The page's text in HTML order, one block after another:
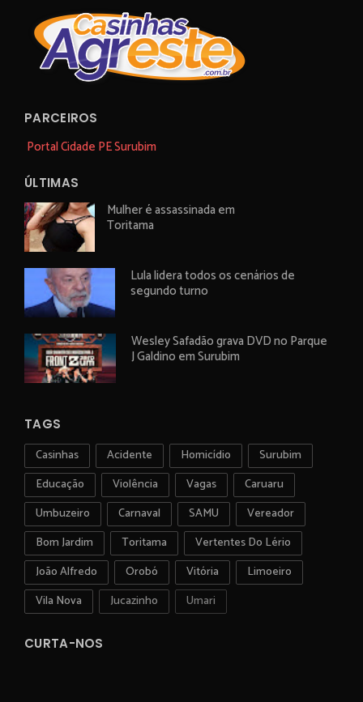
PARCEIROS
Portal Cidade PE Surubim
ÚLTIMAS
Mulher é assassinada em
Toritama
Lula lidera todos os cenários de
segundo turno
Wesley Safadão grava DVD no Parque
J Galdino em Surubim
TAGS
Casinhas Acidente Homicídio
Surubim
Educação
Violência Vagas
Caruaru
Umbuzeiro
Carnaval SAMU
Vereador
Bom Jardim
Toritama
Vertentes Do Lério
João Alfredo
Orobó Vitória
Limoeiro
Vila Nova
Jucazinho Umari
CURTA-NOS